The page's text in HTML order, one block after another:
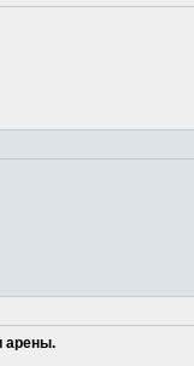
арены.